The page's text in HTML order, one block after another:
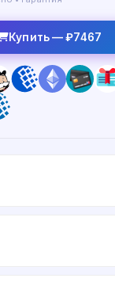
Купить — ₽7467